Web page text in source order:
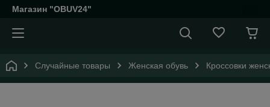
Магазин "OBUV24"
Случайные товары Женская обувь Кроссовки